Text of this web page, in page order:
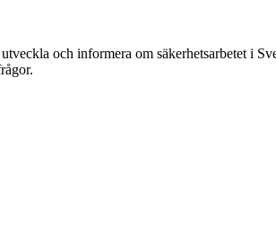
och informera om säkerhetsarbetet i